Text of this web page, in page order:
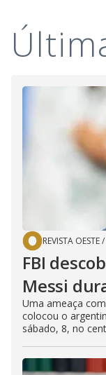
REVISTA OESTE/
FBI
Messi
Uma ameaça
colocou o
sábado, 8, no